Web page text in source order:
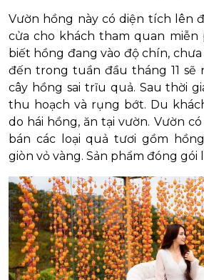
Vườn hồng này có diện tích lên
cửa cho khách tham quan miễn
biết hồng đang vào độ chín,
đến trong tuần đầu tháng 11 sẽ
cây hồng sai trĩu quả. Sau thời
thu hoạch và rụng bớt. Du
do hái hồng, ăn tại vườn. Vườn
bán các loại quả tươi gồm
giòn vỏ vàng. Sản phẩm đóng gói